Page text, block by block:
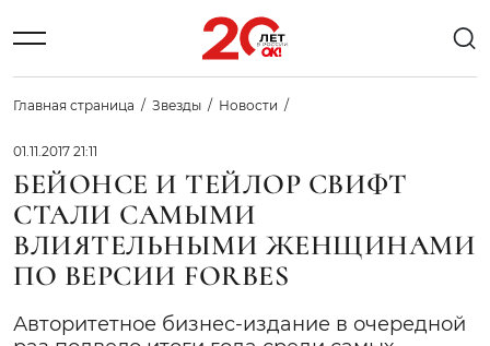
Главная страница Звезды Новости
01.11.2017 21:11
БЕЙОНСЕ И ТЕЙЛОР СВИФТ
СТАЛИ САМЫМИ
ВЛИЯТЕЛЬНЫМИ ЖЕНЩИНАМИ
ПО ВЕРСИИ FORBES
Авторитетное бизнес-издание в очередной